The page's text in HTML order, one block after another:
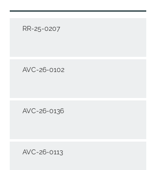
RR-25-0207
AVC-26-0102
AVC-26-0136
AVC-26-0113